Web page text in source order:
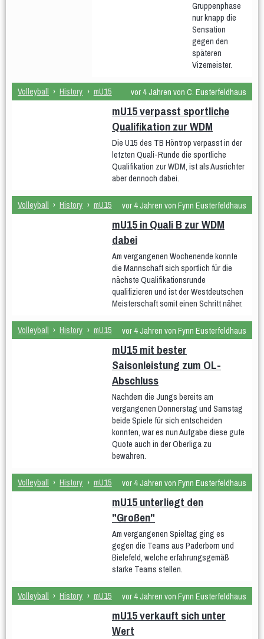
Wasser-Gymnastik
Turniere
Norbert-Beil-Turnier
Anmeldung geöffnet
Sporthalle & Anreise News
WDM U18 (Mär 2024)
WDM-Magazin
WDM auf Twitch
Spielplan & Ergebnisse Grußworte
Sporthalle & Anreise
WDM U21 (Mai 2022)
Spielplan & Ergebnisse
Sporthalle & Anreise
Unterstützer
WDM U15 (Apr 2022)
Spielplan & Ergebnisse
Sporthalle & Anreise
DM U20 (Jun 2021)
Frauen 1 Frauen 2 Frauen 3
Weibliche Jugend
wU16 wU14
Männer 1 Männer 2 Männer 3
Männliche Jugend
mU14 mU13 mU12
Gruppenphase
nur knapp die
Sensation
gegen den
späteren
Vizemeister.
Volleyball › History › mU15 vor 4 Jahren von C. Eusterfeldhaus
mU15 verpasst sportliche
Qualifikation zur WDM
Die U15 des TB Höntrop verpasst in der
letzten Quali-Runde die sportliche
Qualifikation zur WDM, ist als Ausrichter
aber dennoch dabei.
Volleyball › History › mU15 vor 4 Jahren von Fynn Eusterfeldhaus
mU15 in Quali B zur WDM
dabei
Am vergangenen Wochenende konnte
die Mannschaft sich sportlich für die
nächste Qualifikationsrunde
qualifizieren und ist der Westdeutschen
Meisterschaft somit einen Schritt näher.
Volleyball › History › mU15 vor 4 Jahren von Fynn Eusterfeldhaus
mU15 mit bester
Saisonleistung zum OL-
Abschluss
Nachdem die Jungs bereits am
vergangenen Donnerstag und Samstag
beide Spiele für sich entscheiden
konnten, war es nun Aufgabe diese gute
Quote auch in der Oberliga zu
bewahren.
Volleyball › History › mU15 vor 4 Jahren von Fynn Eusterfeldhaus
mU15 unterliegt den
"Großen"
Am vergangenen Spieltag ging es
gegen die Teams aus Paderborn und
Bielefeld, welche erfahrungsgemäß
starke Teams stellen.
Volleyball › History › mU15 vor 4 Jahren von Fynn Eusterfeldhaus
mU15 verkauft sich unter
Wert